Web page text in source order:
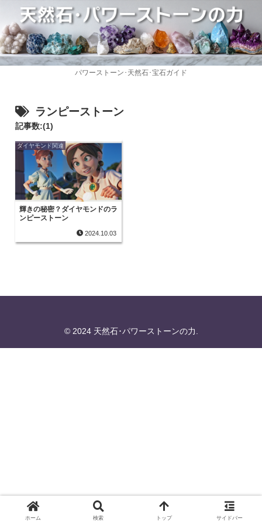
パワーストーン･天然石･宝石ガイド
ランピーストーン
記事数:(1)
ダイヤモンド関連
輝きの秘密？ダイヤモンドのラ
ンピーストーン
2024.10.03
© 2024 天然石･パワーストーンの力.
ホーム 検索 トップ サイドバー